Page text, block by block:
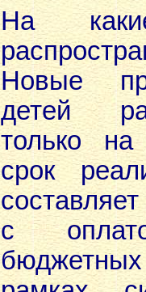
На
Новые
детей
только
срок
с